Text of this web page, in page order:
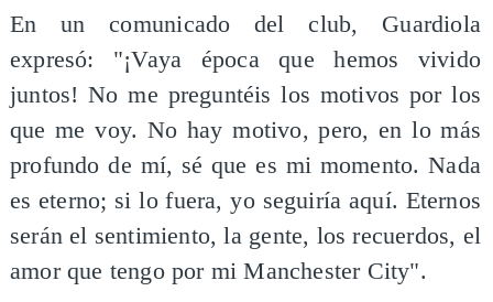
En un comunicado del club, Guardiola
expresó: "¡Vaya época que hemos vivido
juntos! No me preguntéis los motivos por los
que me voy. No hay motivo, pero, en lo más
profundo de mí, sé que es mi momento. Nada
es eterno; si lo fuera, yo seguiría aquí. Eternos
serán el sentimiento, la gente, los recuerdos, el
amor que tengo por mi Manchester City".